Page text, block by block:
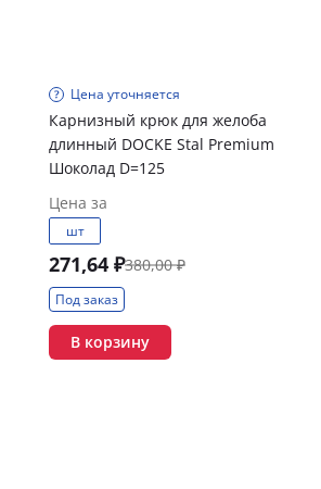
Цена уточняется
Карнизный крюк для желоба
длинный DOCKE Stal Premium
Шоколад D=125
Цена за
шт
271,64 ₽380,00 ₽
Под заказ
В корзину